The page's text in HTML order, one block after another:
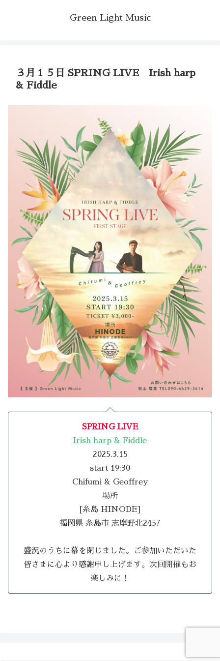
Green Light Music
３月１５日 SPRING LIVE Irish harp
& Fiddle
SPRING LIVE
Irish harp & Fiddle
2025.3.15
start 19:30
Chifumi & Geoffrey
場所
[糸島 HINODE]
福岡県 糸島市 志摩野北2457
盛況のうちに幕を閉じました。ご参加いただいた
皆さまに心より感謝申し上げます。次回開催もお
楽しみに！